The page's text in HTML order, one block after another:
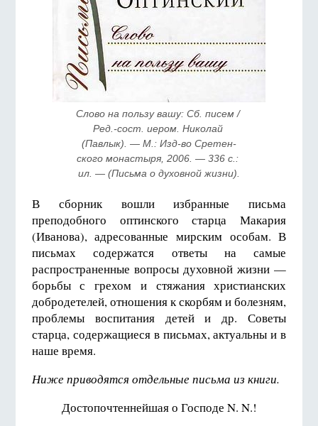
Слово на пользу вашу: Сб. писем /
Ред.-сост. иером. Николай
(Павлык). — М.: Изд-во Сретен­
ского мо­на­стыря, 2006. — 336 с.:
ил. — (Пись­ма о духовной жизни).
В сборник вошли избранные письма
преподобного оптинского старца Макария
(Иванова), адресованные мирским особам. В
письмах содержатся ответы на самые
распространенные вопросы духовной жизни —
борьбы с грехом и стяжания христианских
добродетелей, отношения к скорбям и болезням,
проблемы воспитания детей и др. Советы
старца, содержащиеся в письмах, актуальны и в
наше время.
Ниже приводятся отдельные письма из книги.
Достопочтеннейшая о Господе N. N.!